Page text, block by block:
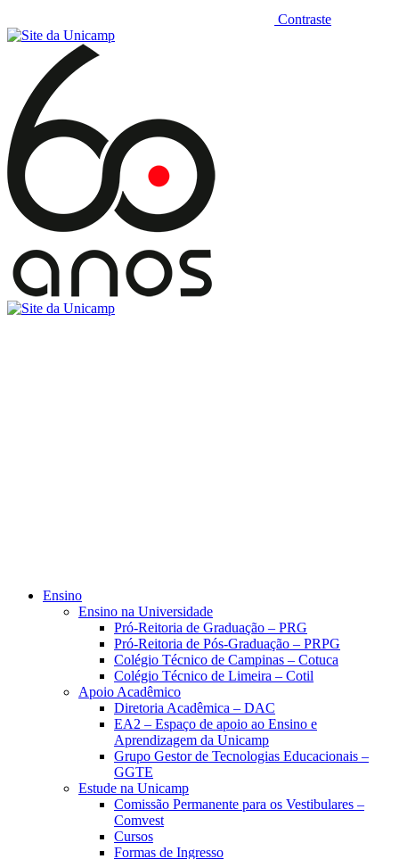
Contraste
Ensino
Ensino na Universidade
Pró-Reitoria de Graduação – PRG
Pró-Reitoria de Pós-Graduação – PRPG
Colégio Técnico de Campinas – Cotuca
Colégio Técnico de Limeira – Cotil
Apoio Acadêmico
Diretoria Acadêmica – DAC
EA2 – Espaço de apoio ao Ensino e
Aprendizagem da Unicamp
Grupo Gestor de Tecnologias Educacionais –
GGTE
Estude na Unicamp
Comissão Permanente para os Vestibulares –
Comvest
Cursos
Formas de Ingresso